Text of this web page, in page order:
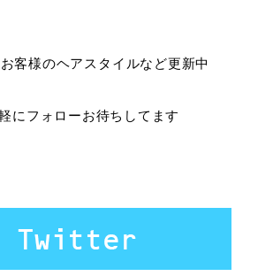
客様のヘアスタイルなど更新中
にフォローお待ちしてます